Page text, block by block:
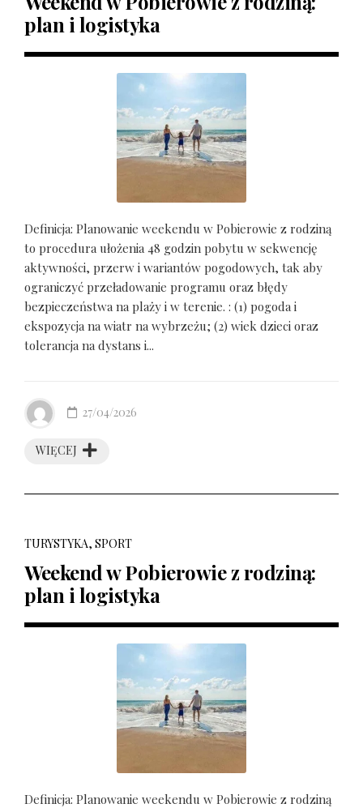
plan i logistyka
Definicja: Planowanie weekendu w Pobierowie z rodziną
to procedura ułożenia 48 godzin pobytu w sekwencję
aktywności, przerw i wariantów pogodowych, tak aby
ograniczyć przeładowanie programu oraz błędy
bezpieczeństwa na plaży i w terenie. : (1) pogoda i
ekspozycja na wiatr na wybrzeżu; (2) wiek dzieci oraz
tolerancja na dystans i...
WIĘCEJ
27/04/2026
TURYSTYKA, SPORT
Weekend w Pobierowie z rodziną:
plan i logistyka
Definicja: Planowanie weekendu w Pobierowie z rodziną